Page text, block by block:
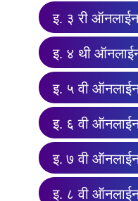
इ. ३ री
इ. ४ थी
इ. ५ वी
इ. ६ वी
इ. ७ वी
इ. ८ वी